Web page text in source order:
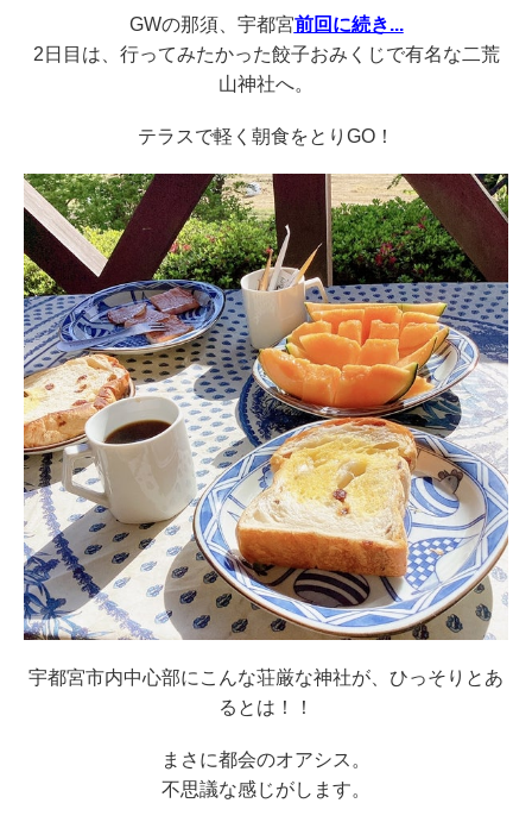
GWの那須、宇都宮前回に続き...
2日目は、行ってみたかった餃子おみくじで有名な二荒
山神社へ。
テラスで軽く朝食をとりGO！
宇都宮市内中心部にこんな荘厳な神社が、 ひっそりとあ
るとは！！
まさに都会のオアシス。
不思議な感じがします。